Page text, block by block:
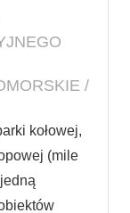
/
kołowej,
(mile